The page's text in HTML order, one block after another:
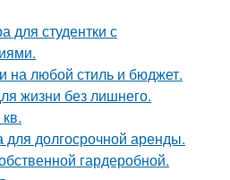
для студентки с
на любой стиль и бюджет.
жизни без лишнего.
долгосрочной аренды.
гардеробной.